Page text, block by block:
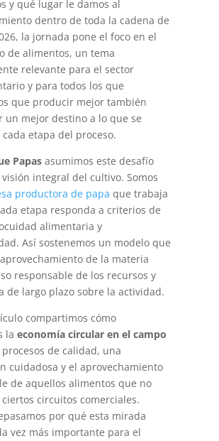
y qué lugar le damos al
dentro de toda la cadena de
la jornada pone el foco en el
de alimentos, un tema
relevante para el sector
y para todos los que
que producir mejor también
un mejor destino a lo que se
etapa del proceso.
Papas asumimos este desafío
integral del cultivo. Somos
productora de papa que trabaja
etapa responda a criterios de
alimentaria y
Así sostenemos un modelo que
de la materia
responsable de los recursos y
de largo plazo sobre la actividad.
compartimos cómo
laeconomía circular en el campo
de calidad, una
cuidadosa y el aprovechamiento
de aquellos alimentos que no
circuitos comerciales.
por qué esta mirada
vez más importante para el